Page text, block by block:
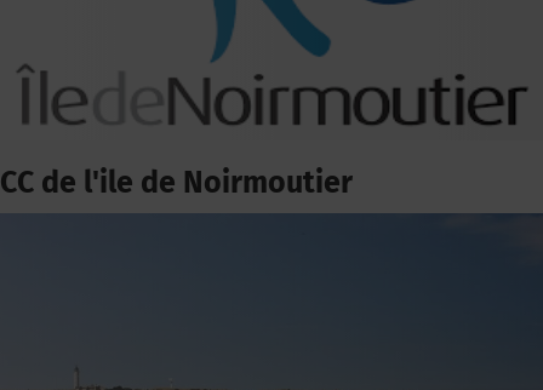
CC de l'ile de Noirmoutier